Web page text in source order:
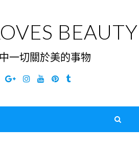
BEAUTY
一切關於美的事物
TwitterGoogleInstagramYouTubePinterest
Tumblr